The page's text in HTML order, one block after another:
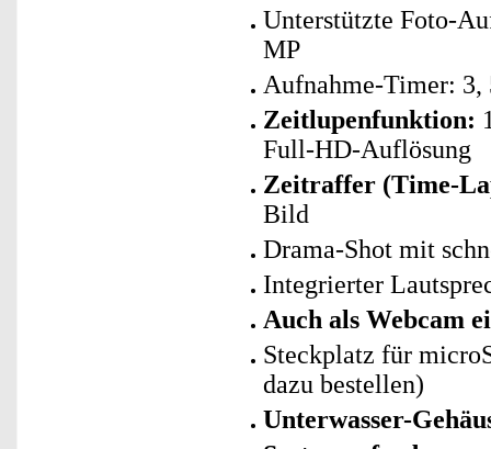
Unterstützte Foto-
MP
Aufnahme-Timer: 3,
Zeitlupenfunktion:
Full-HD-Auflösung
Zeitraffer (Time-
Bild
Drama-Shot mit
Integrierter
Auch als Webcam
Steckplatz für
dazu bestellen)
Unterwasser-